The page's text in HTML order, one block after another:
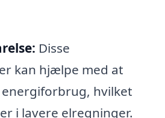
Disse
kan hjælpe med at
hvilket
i lavere elregninger.